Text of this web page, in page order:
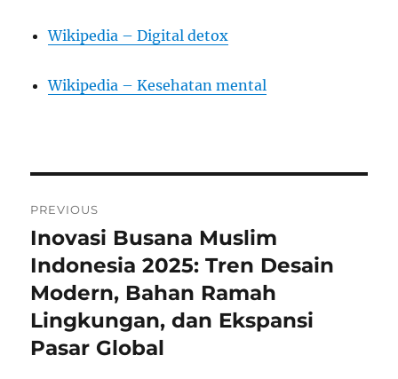
Wikipedia – Digital detox
Wikipedia – Kesehatan mental
navigation
PREVIOUS
Previous
post:
Inovasi Busana Muslim
Indonesia 2025: Tren Desain
Modern, Bahan Ramah
Lingkungan, dan Ekspansi
Pasar Global